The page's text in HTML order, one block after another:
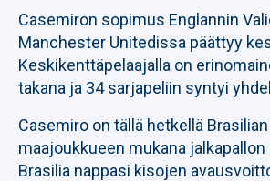
Casemiron sopimus Englannin
Manchester Unitedissa päättyy
Keskikenttäpelaajalla on
takana ja 34 sarjapeliin syntyi
Casemiro on tällä hetkellä Brasilian
maajoukkueen mukana
Brasilia nappasi kisojen